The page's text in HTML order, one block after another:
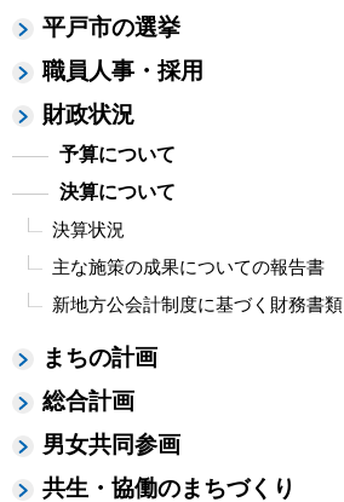
平戸市の選挙
職員人事・採用
財政状況
予算について
決算について
決算状況
主な施策の成果についての報告書
新地方公会計制度に基づく財務書類
まちの計画
総合計画
男女共同参画
共生・協働のまちづくり